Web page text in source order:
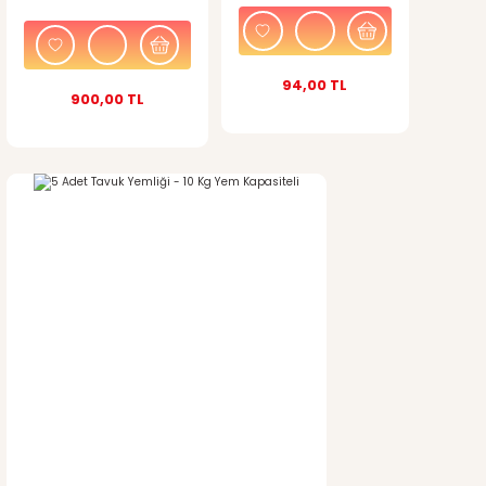
Bu ürüne benzer farklı alternatifler olmalı.
900,00 TL
94,00 TL